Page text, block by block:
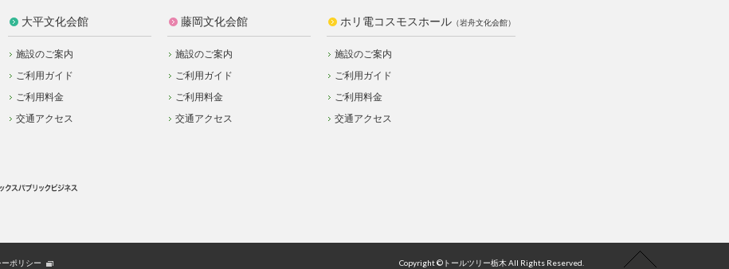
大平文化会館
施設のご案内
ご利用ガイド
ご利用料金
交通アクセス
藤岡文化会館
施設のご案内
ご利用ガイド
ご利用料金
交通アクセス
ホリ電コスモスホール （岩舟文化会館）
施設のご案内
ご利用ガイド
ご利用料金
交通アクセス
ポリシー Copyright ©トールツリー栃木 All Rights Reserved.